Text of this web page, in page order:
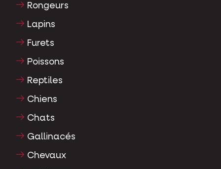
Rongeurs
Lapins
Furets
Poissons
Reptiles
Chiens
Chats
Gallinacés
Chevaux